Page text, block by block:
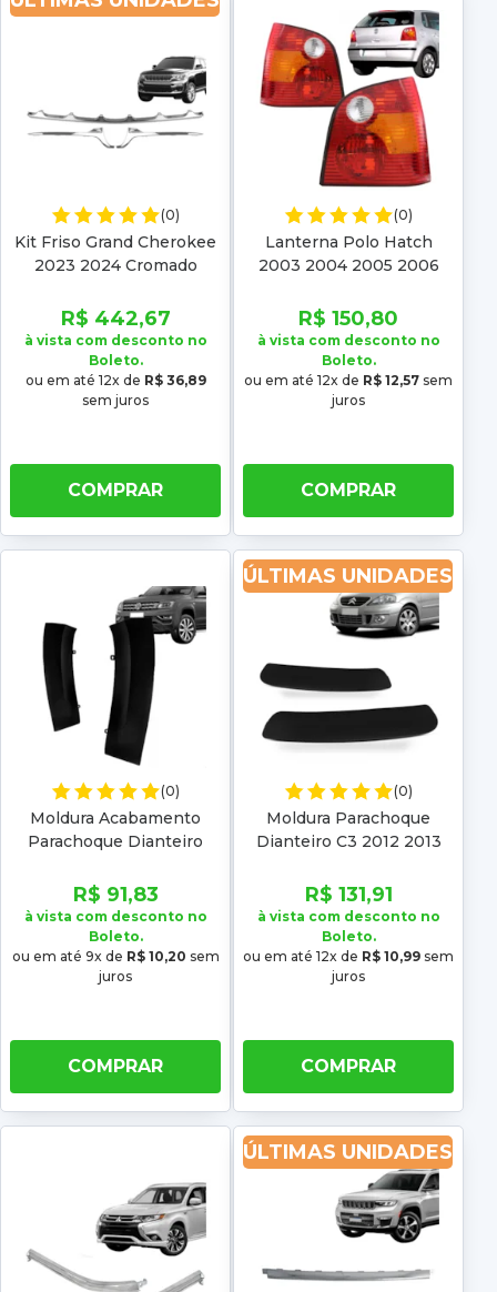
(0)
Kit Friso Grand Cherokee
2023 2024 Cromado
R$ 442,67
à vista com desconto no
Boleto.
ou em até 12x de R$ 36,89
sem juros
COMPRAR
(0)
Lanterna Polo Hatch
2003 2004 2005 2006
R$ 150,80
à vista com desconto no
Boleto.
ou em até 12x de R$ 12,57 sem
juros
COMPRAR
(0)
Moldura Acabamento
Parachoque Dianteiro
2020 2021 2022 Preto
Liso
R$ 91,83
à vista com desconto no
Boleto.
ou em até 9x de R$ 10,20 sem
juros
COMPRAR
ÚLTIMAS UNIDADES
(0)
Moldura Parachoque
Dianteiro C3 2012 2013
R$ 131,91
à vista com desconto no
Boleto.
ou em até 12x de R$ 10,99 sem
juros
COMPRAR
ÚLTIMAS UNIDADES